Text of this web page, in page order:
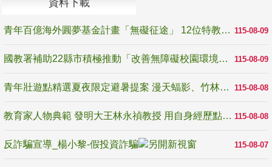
資料下載
115-08-09
青年百億海外圓夢基金計畫「無礙征途」 12位特教與弱勢青年勇闖西班牙 跨越感官限制見證生命蛻變
115-08-09
國教署補助22縣市積極推動「改善無障礙校園環境計畫」 打造友善、安全、無礙學習空間
115-08-08
青年壯遊點精選夏夜限定避暑提案 漫天蝠影、竹林尋蛙、茶香夜觀 邀青年暮色出發
115-08-08
教育家人物典範 發明大王林永禎教授 用自身經歷點亮學生的路
115-08-07
反詐騙宣導_楊小黎-假投資詐騙